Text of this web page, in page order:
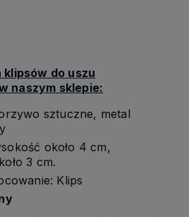
do uszu
naszym sklepie:
sztuczne, metal
około 4 cm,
3 cm.
Klips